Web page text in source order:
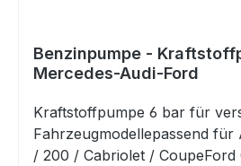
Benzinpumpe -
Mercedes-Audi-Ford
Kraftstoffpumpe 6 bar für
Fahrzeugmodellepassend für
/ 200 / Cabriolet /